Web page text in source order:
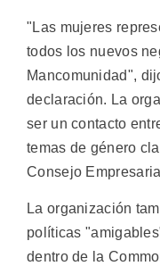
"Las mujeres
todos los nuevos
Mancomunidad",
declaración. La
ser un contacto
temas de género
Consejo
La organización
políticas
dentro de la